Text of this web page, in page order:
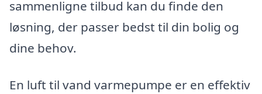
sammenligne tilbud kan du finde den
løsning, der passer bedst til din bolig og
dine behov.
En luft til vand varmepumpe er en effektiv